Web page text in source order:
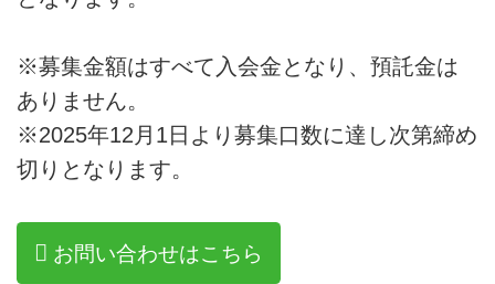
※募集金額はすべて入会金となり、預託金は
ありません。
※2025年12月1日より募集口数に達し次第締め
切りとなります。
お問い合わせはこちら